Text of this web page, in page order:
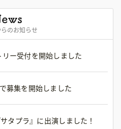
のお知らせ
リー受付を開始しました
募集を開始しました
タプラ』に出演しました！